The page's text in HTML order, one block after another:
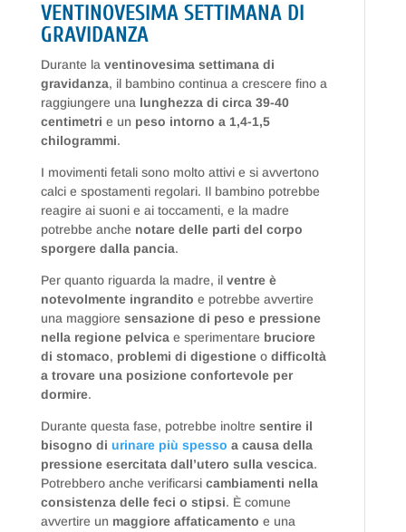
VENTINOVESIMA SETTIMANA DI
GRAVIDANZA
Durante la ventinovesima settimana di
gravidanza, il bambino continua a crescere fino a
raggiungere una lunghezza di circa 39-40
centimetri e un peso intorno a 1,4-1,5
chilogrammi.
I movimenti fetali sono molto attivi e si avvertono
calci e spostamenti regolari. Il bambino potrebbe
reagire ai suoni e ai toccamenti, e la madre
potrebbe anche notare delle parti del corpo
sporgere dalla pancia.
Per quanto riguarda la madre, il ventre è
notevolmente ingrandito e potrebbe avvertire
una maggiore sensazione di peso e pressione
nella regione pelvicae sperimentare bruciore
di stomaco, problemi di digestioneo difficoltà
a trovare una posizione confortevole per
dormire.
Durante questa fase, potrebbe inoltre sentire il
bisogno di urinare più spesso a causa della
pressione esercitata dall’utero sulla vescica.
Potrebbero anche verificarsi cambiamenti nella
consistenza delle feci o stipsi. È comune
avvertire un maggiore affaticamento e una